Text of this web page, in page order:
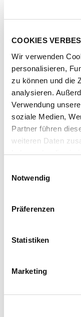
COOKIES
Wir verwenden
personalisieren,
zu können und die
analysieren.
Verwendung
soziale Medien,
Partner führen
weiteren Daten
haben oder die sie
Notwendig
Präferenzen
Statistiken
Marketing
Artikel-Nr.3000553972
Farbe papaya-
Verfügbarkeit:
IN DEN
Bis 17:00 Uhr